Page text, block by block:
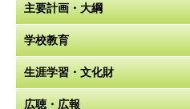
主要計画・大綱
学校教育
生涯学習・文化財
広聴・広報